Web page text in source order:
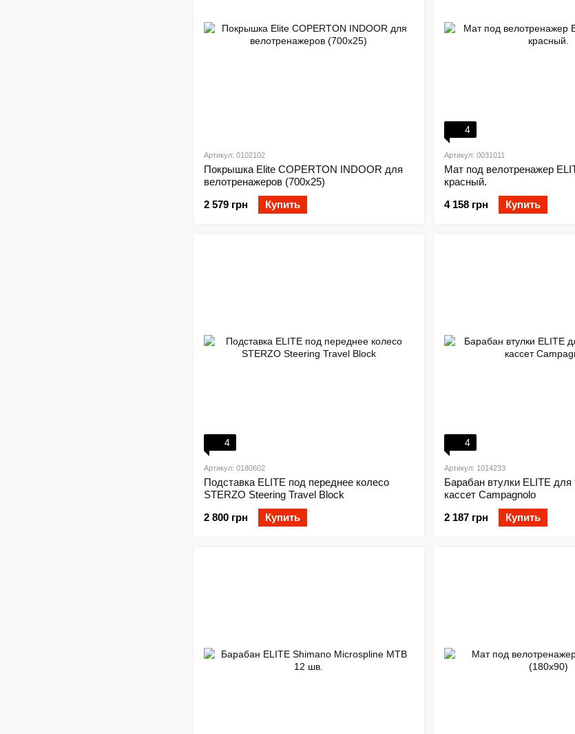
Артикул: 0102102
Покрышка Elite COPERTON INDOOR для
велотренажеров (700х25)
2 579 грн
Купить
4
Артикул: 0031011
Мат под велотренажер
красный.
4 158 грн
Купить
4
Артикул: 0180602
Подставка ELITE под переднее колесо
STERZO Steering Travel Block
2 800 грн
Купить
4
Артикул: 1014233
Барабан втулки ELITE для
кассет Campagnolo
2 187 грн
Купить